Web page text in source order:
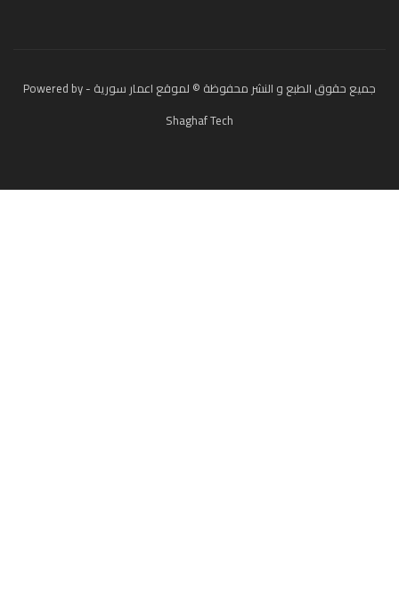
جميع حقوق الطبع و النشر محفوظة © لموقع اعمار سورية - Powered by
Shaghaf Tech